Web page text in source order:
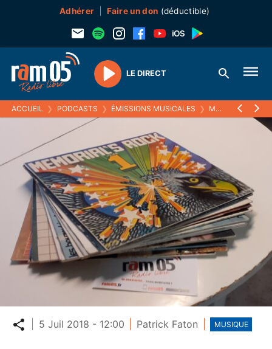
Adhérer Faire un don (déductible)
Play
LE DIRECT
ACCUEIL ❯ PODCASTS ❯ ÉMISSIONS MUSICALES ❯ MELTIN' PAT ❯
Partager
5 Juil 2018 - 12:00 Patrick Faton MUSIQUE